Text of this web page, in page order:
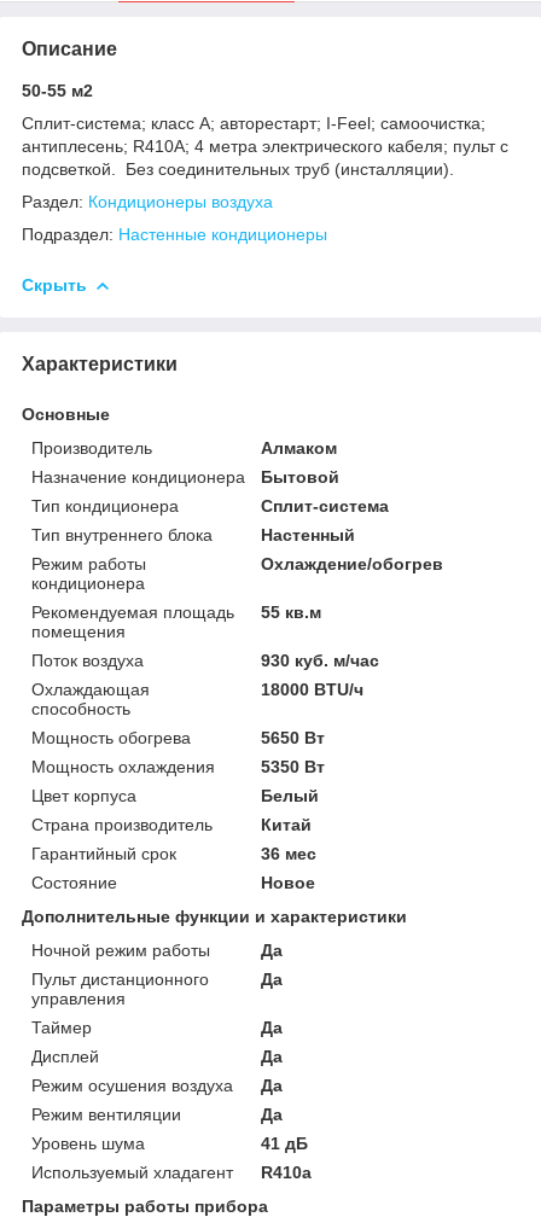
Описание
50-55 м2
Сплит-система; класс A; авторестарт; I-Feel; самоочистка;
антиплесень; R410A; 4 метра электрического кабеля; пульт с
подсветкой. Без соединительных труб (инсталляции).
Раздел: Кондиционеры воздуха
Подраздел: Настенные кондиционеры
Скрыть
Характеристики
Основные
Производитель
Алмаком
Назначение кондиционера
Бытовой
Тип кондиционера
Сплит-система
Тип внутреннего блока
Настенный
Режим работы
кондиционера
Охлаждение/обогрев
Рекомендуемая площадь
помещения
55 кв.м
Поток воздуха
930 куб. м/час
Охлаждающая
способность
18000 BTU/ч
Мощность обогрева
5650 Вт
Мощность охлаждения
5350 Вт
Цвет корпуса
Белый
Страна производитель
Китай
Гарантийный срок
36 мес
Состояние
Новое
Дополнительные функции и характеристики
Ночной режим работы
Да
Пульт дистанционного
управления
Да
Таймер
Да
Дисплей
Да
Режим осушения воздуха
Да
Режим вентиляции
Да
Уровень шума
41 дБ
Используемый хладагент
R410a
Параметры работы прибора